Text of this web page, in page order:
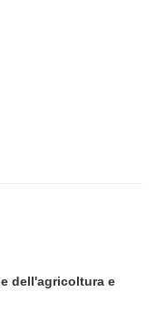
dell'agricoltura e